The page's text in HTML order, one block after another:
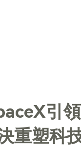
引
重塑科